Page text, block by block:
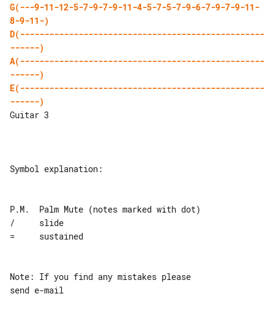
G(---9-11-12-5-7-9-7-9-11-4-5-7-5-7-9-6-7-9-7-9-11-
8-9-11-)
D(--------------------------------------------------
------)
A(--------------------------------------------------
------)
E(--------------------------------------------------
------)
Guitar 3
Symbol explanation:
P.M.  Palm Mute (notes marked with dot)
/     slide
=     sustained
Note: If you find any mistakes please